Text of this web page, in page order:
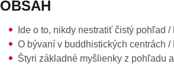
OBSAH
Ide o to, nikdy nestratiť čistý pohľad
O bývaní v buddhistických centrách
Štyri základné myšlienky z pohľadu